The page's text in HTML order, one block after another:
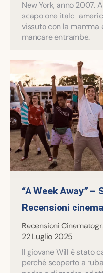
New York, anno 2007.
scapolone italo-
vissuto con la mamma
mancare entrambe.
“A Week Away” –
Recensioni
Recensioni
22 Luglio 2025
Il giovane Will è stato
perché scoperto a